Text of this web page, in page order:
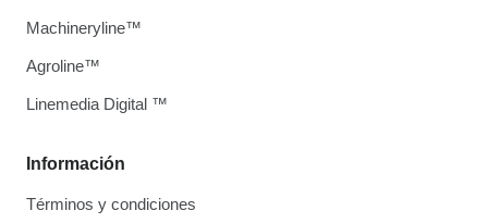
Información
Términos y condiciones
Machineryline™
Agroline™
Linemedia Digital ™